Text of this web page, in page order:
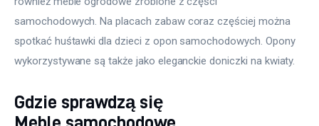
samochodowych. Na placach zabaw coraz częściej można
spotkać huśtawki dla dzieci z opon samochodowych. Opony
wykorzystywane są także jako eleganckie doniczki na kwiaty.
Gdzie sprawdzą się
Meble samochodowe